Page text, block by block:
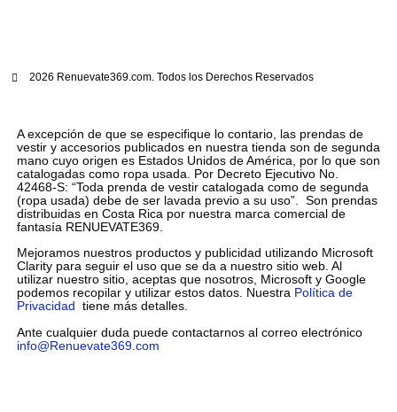
2026 Renuevate369.com. Todos los Derechos Reservados
A excepción de que se especifique lo contario, las prendas de
vestir y accesorios publicados en nuestra tienda son de segunda
mano cuyo origen es Estados Unidos de América, por lo que son
catalogadas como ropa usada. Por Decreto Ejecutivo No.
42468-S: “Toda prenda de vestir catalogada como de segunda
(ropa usada) debe de ser lavada previo a su uso”. Son prendas
distribuidas en Costa Rica por nuestra marca comercial de
fantasía RENUEVATE369.
Mejoramos nuestros productos y publicidad utilizando Microsoft
Clarity para seguir el uso que se da a nuestro sitio web. Al
utilizar nuestro sitio, aceptas que nosotros, Microsoft y Google
podemos recopilar y utilizar estos datos. Nuestra Política de
Privacidad tiene más detalles.
Ante cualquier duda puede contactarnos al correo electrónico
info@Renuevate369.com